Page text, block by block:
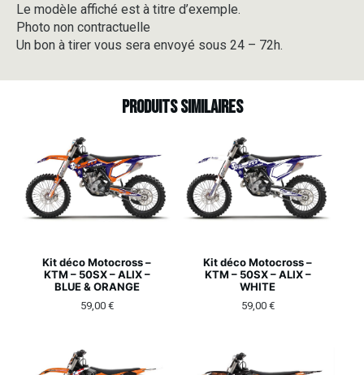
Le modèle affiché est à titre d’exemple.
Photo non contractuelle
Un bon à tirer vous sera envoyé sous 24 – 72h.
Produits similaires
Kit déco Motocross –
KTM – 50SX – ALIX –
BLUE & ORANGE
59,00 €
Kit déco Motocross –
KTM – 50SX – ALIX –
WHITE
59,00 €